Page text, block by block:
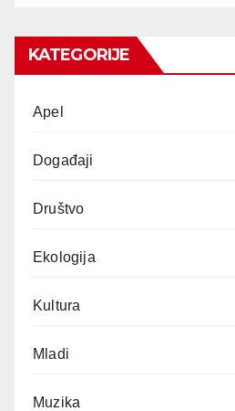
KATEGORIJE
Apel
Događaji
Društvo
Ekologija
Kultura
Mladi
Muzika